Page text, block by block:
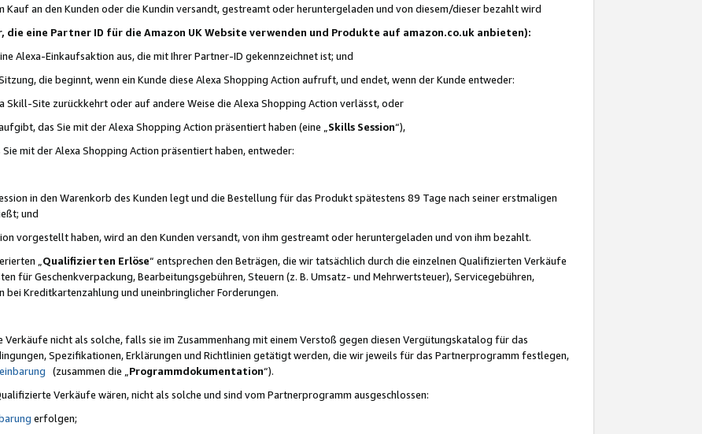
an den Kunden oder die Kundin versandt, gestreamt oder heruntergeladen und von diesem/dieser bezahlt wird
eine Partner ID für die Amazon UK Website verwenden und Produkte auf amazon.co.uk anbieten):
Alexa-Einkaufsaktion aus, die mit Ihrer Partner-ID gekennzeichnet ist; und
die beginnt, wenn ein Kunde diese Alexa Shopping Action aufruft, und endet, wenn der Kunde entweder:
Site zurückkehrt oder auf andere Weise die Alexa Shopping Action verlässt, oder
das Sie mit der Alexa Shopping Action präsentiert haben (eine „ Skills Session“),
mit der Alexa Shopping Action präsentiert haben, entweder:
in den Warenkorb des Kunden legt und die Bestellung für das Produkt spätestens 89 Tage nach seiner erstmaligen
und
vorgestellt haben, wird an den Kunden versandt, von ihm gestreamt oder heruntergeladen und von ihm bezahlt.
„ Qualifizierten Erlöse“ entsprechen den Beträgen, die wir tatsächlich durch die einzelnen Qualifizierten Verkäufe
für Geschenkverpackung, Bearbeitungsgebühren, Steuern (z. B. Umsatz- und Mehrwertsteuer), Servicegebühren,
bei Kreditkartenzahlung und uneinbringlicher Forderungen.
nicht als solche, falls sie im Zusammenhang mit einem Verstoß gegen diesen Vergütungskatalog für das
Spezifikationen, Erklärungen und Richtlinien getätigt werden, die wir jeweils für das Partnerprogramm festlegen,
(zusammen die „ Programmdokumentation“).
Verkäufe wären, nicht als solche und sind vom Partnerprogramm ausgeschlossen:
erfolgen;